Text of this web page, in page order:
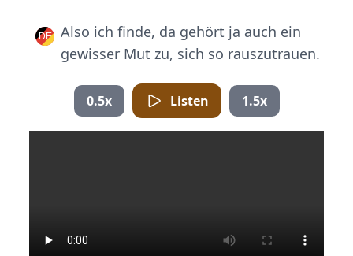
Also ich finde, da gehört ja auch ein
gewisser Mut zu, sich so rauszutrauen.
0.5x Listen 1.5x